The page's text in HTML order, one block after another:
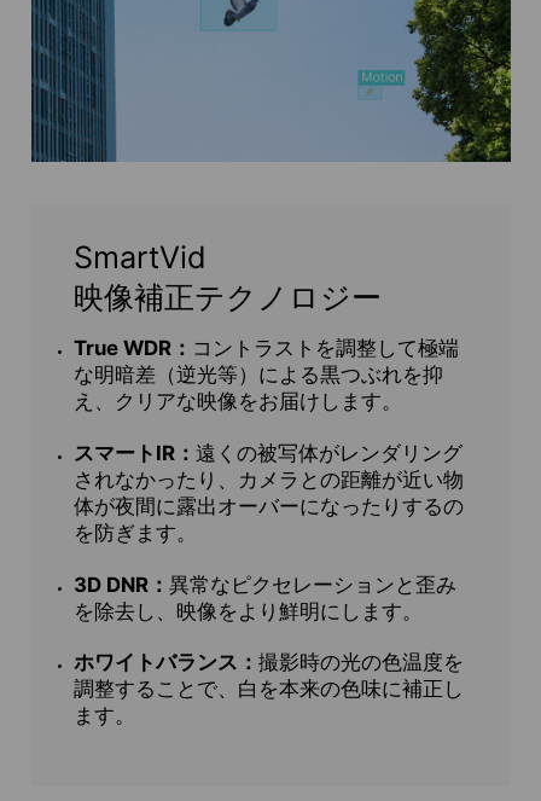
SmartVid
映像補正テクノロジー
True WDR： コントラストを調整して極端
な明暗差（逆光等）による黒つぶれを抑
え、クリアな映像をお届けします。
スマートIR：遠くの被写体がレンダリング
されなかったり、カメラとの距離が近い物
体が夜間に露出オーバーになったりするの
を防ぎます。
3D DNR：異常なピクセレーションと歪み
を除去し、映像をより鮮明にします。
ホワイトバランス：撮影時の光の色温度を
調整することで、白を本来の色味に補正し
ます。